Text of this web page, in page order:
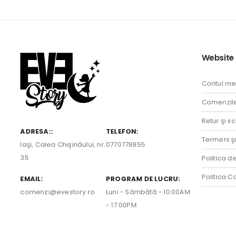
ADRESA::
Iaşi, Calea Chişinăului, nr.
35
TELEFON:
0770778855
EMAIL:
comenzi@evestory.ro
PROGRAM DE LUCRU:
Luni - Sâmbătă - 10:00AM
- 17:00PM
Website
Contul
Retur şi
Termeni
Politica
Politica